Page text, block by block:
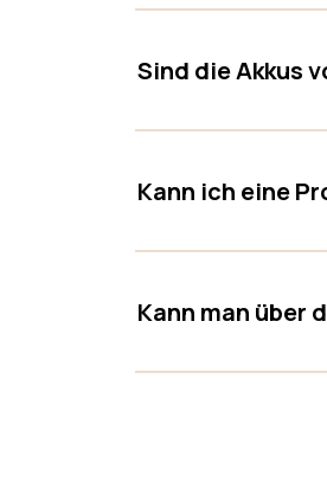
Sind die Akkus
Kann ich eine
Kann man über